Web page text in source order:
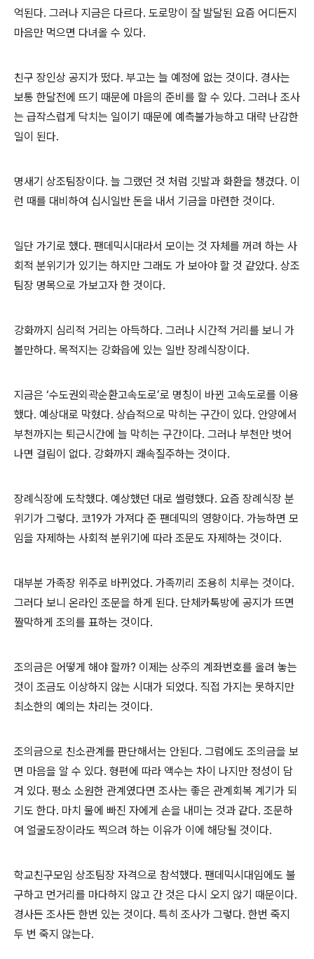
억된다. 그러나 지금은 다르다. 도로망이 잘 발달된 요즘 어디든지
마음만 먹으면 다녀올 수 있다.
친구 장인상 공지가 떴다. 부고는 늘 예정에 없는 것이다. 경사는
보통 한달전에 뜨기 때문에 마음의 준비를 할 수 있다. 그러나 조사
는 급작스럽게 닥치는 일이기 때문에 예측불가능하고 대략 난감한
일이 된다.
명새기 상조팀장이다. 늘 그랬던 것 처럼 깃발과 화환을 챙겼다. 이
런 때를 대비하여 십시일반 돈을 내서 기금을 마련한 것이다.
일단 가기로 했다. 팬데믹시대라서 모이는 것 자체를 꺼려 하는 사
회적 분위기가 있기는 하지만 그래도 가 보아야 할 것 같았다. 상조
팀장 명목으로 가보고자 한 것이다.
강화까지 심리적 거리는 아득하다. 그러나 시간적 거리를 보니 가
볼만하다. 목적지는 강화읍에 있는 일반 장례식장이다.
지금은 ‘수도권외곽순환고속도로’로 명칭이 바뀐 고속도로를 이용
했다. 예상대로 막혔다. 상습적으로 막히는 구간이 있다. 안양에서
부천까지는 퇴근시간에 늘 막히는 구간이다. 그러나 부천만 벗어
나면 걸림이 없다. 강화까지 쾌속질주하는 것이다.
장례식장에 도착했다. 예상했던 대로 썰렁했다. 요즘 장례식장 분
위기가 그렇다. 코19가 가져다 준 팬데믹의 영향이다. 가능하면 모
임을 자제하는 사회적 분위기에 따라 조문도 자제하는 것이다.
대부분 가족장 위주로 바뀌었다. 가족끼리 조용히 치루는 것이다.
그러다 보니 온라인 조문을 하게 된다. 단체카톡방에 공지가 뜨면
짤막하게 조의를 표하는 것이다.
조의금은 어떻게 해야 할까? 이제는 상주의 계좌번호를 올려 놓는
것이 조금도 이상하지 않는 시대가 되었다. 직접 가지는 못하지만
최소한의 예의는 차리는 것이다.
조의금으로 친소관계를 판단해서는 안된다. 그럼에도 조의금을 보
면 마음을 알 수 있다. 형편에 따라 액수는 차이 나지만 정성이 담
겨 있다. 평소 소원한 관계였다면 조사는 좋은 관계회복 계기가 되
기도 한다. 마치 물에 빠진 자에게 손을 내미는 것과 같다. 조문하
여 얼굴도장이라도 찍으려 하는 이유가 이에 해당될 것이다.
학교친구모임 상조팀장 자격으로 참석했다. 팬데믹시대임에도 불
구하고 먼거리를 마다하지 않고 간 것은 다시 오지 않기 때문이다.
경사든 조사든 한번 있는 것이다. 특히 조사가 그렇다. 한번 죽지
두 번 죽지 않는다.